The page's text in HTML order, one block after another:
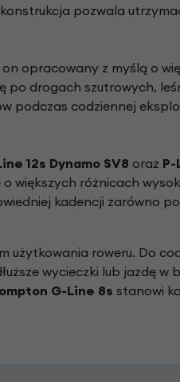
pozwala
on opracowany z myślą o
po drogach szutrowych,
podczas codziennej
12s Dynamo SV8 oraz P-
większych różnicach
kadencji zarówno
użytkowania roweru. Do
wycieczki lub jazdę w
G-Line 8s stanowi